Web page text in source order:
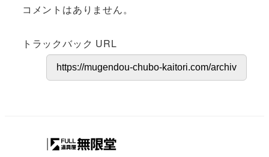
コメントはありません。
トラックバック URL